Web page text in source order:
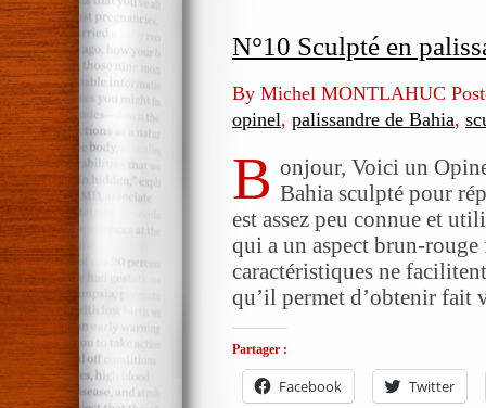
N°10 Sculpté en
By Michel MONTLAHUC
opinel, palissandre de Bahia,
B onjour, Voici un
Bahia sculpté pour
est assez peu connue et
qui a un aspect brun-rouge
caractéristiques ne
qu’il permet d’obtenir
Partager :
Facebook Twitter